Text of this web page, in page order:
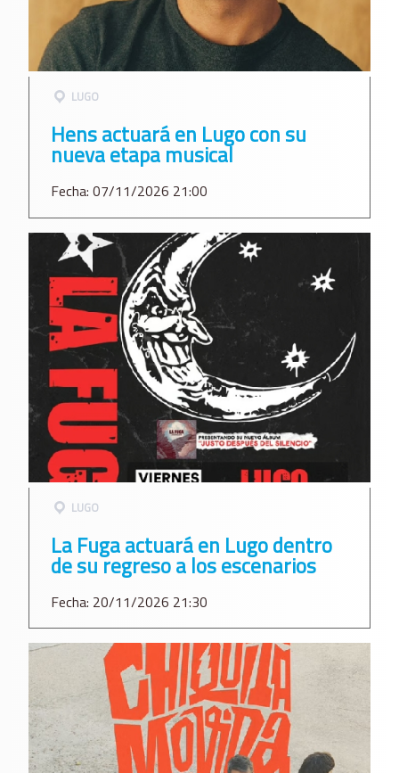
LUGO
Hens actuará en Lugo con su
nueva etapa musical
Fecha: 07/11/2026 21:00
LUGO
La Fuga actuará en Lugo dentro
de su regreso a los escenarios
Fecha: 20/11/2026 21:30